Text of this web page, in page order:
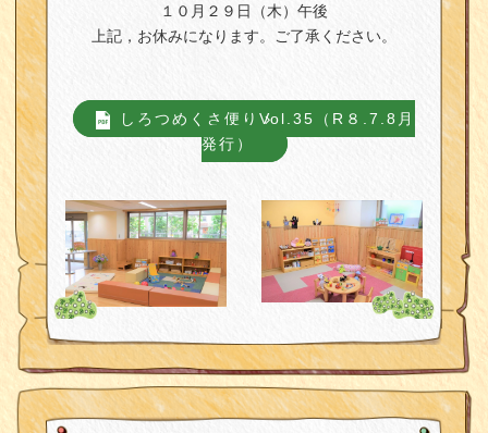
１０月２９日（木）午後
上記，お休みになります。ご了承ください。
しろつめくさ便りVol.35（R８.7.8月
発行）